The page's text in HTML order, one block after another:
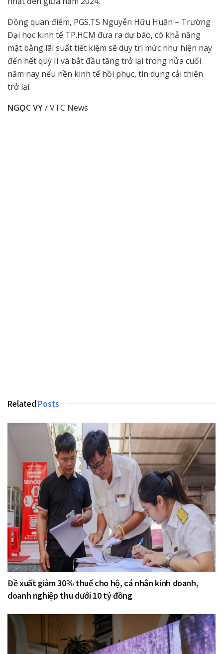
Đồng quan điểm, PGS.TS Nguyễn Hữu Huân – Trường
Đại học kinh tế TP.HCM đưa ra dự báo, có khả năng
mặt bằng lãi suất tiết kiệm sẽ duy trì mức như hiện nay
đến hết quý II và bắt đầu tăng trở lại trong nửa cuối
năm nay nếu nền kinh tế hồi phục, tín dụng cải thiện
trở lại.
NGỌC VY/ VTC News
Related Posts
Đề xuất giảm 30% thuế cho hộ, cá nhân kinh doanh,
doanh nghiệp thu dưới 10 tỷ đồng